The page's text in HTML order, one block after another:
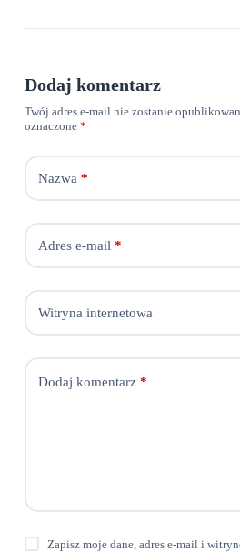
Dodaj komentarz
Twój adres e-mail nie zostanie
oznaczone *
Nazwa *
Adres e-mail *
Witryna internetowa
Dodaj komentarz*
Zapisz moje dane, adres e-mail i